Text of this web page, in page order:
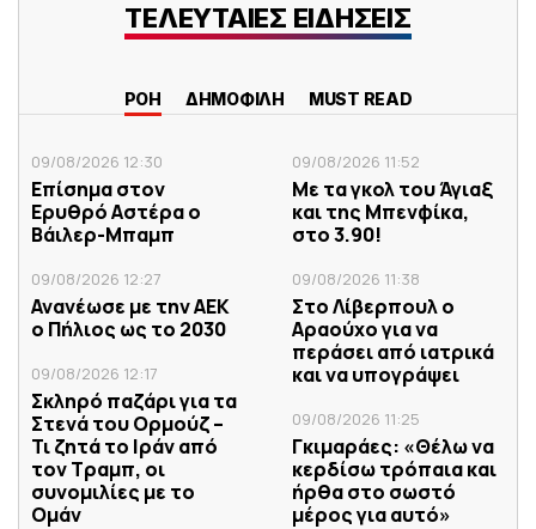
ΤΕΛΕΥΤΑΙΕΣ ΕΙΔΗΣΕΙΣ
ΡΟΗ ΔΗΜΟΦΙΛΗ MUST READ
09/08/2026 12:30
Επίσημα στον
Ερυθρό Αστέρα ο
Βάιλερ-Μπαμπ
09/08/2026 12:27
Ανανέωσε με την ΑΕΚ
ο Πήλιος ως το 2030
09/08/2026 12:17
Σκληρό παζάρι για τα
Στενά του Ορμούζ –
Τι ζητά το Ιράν από
τον Τραμπ, οι
συνομιλίες με το
Ομάν
09/08/2026 11:52
Με τα γκολ του Άγιαξ
και της Μπενφίκα,
στο 3.90!
09/08/2026 11:38
Στο Λίβερπουλ ο
Αραούχο για να
περάσει από ιατρικά
και να υπογράψει
09/08/2026 11:25
Γκιμαράες: «Θέλω να
κερδίσω τρόπαια και
ήρθα στο σωστό
μέρος για αυτό»